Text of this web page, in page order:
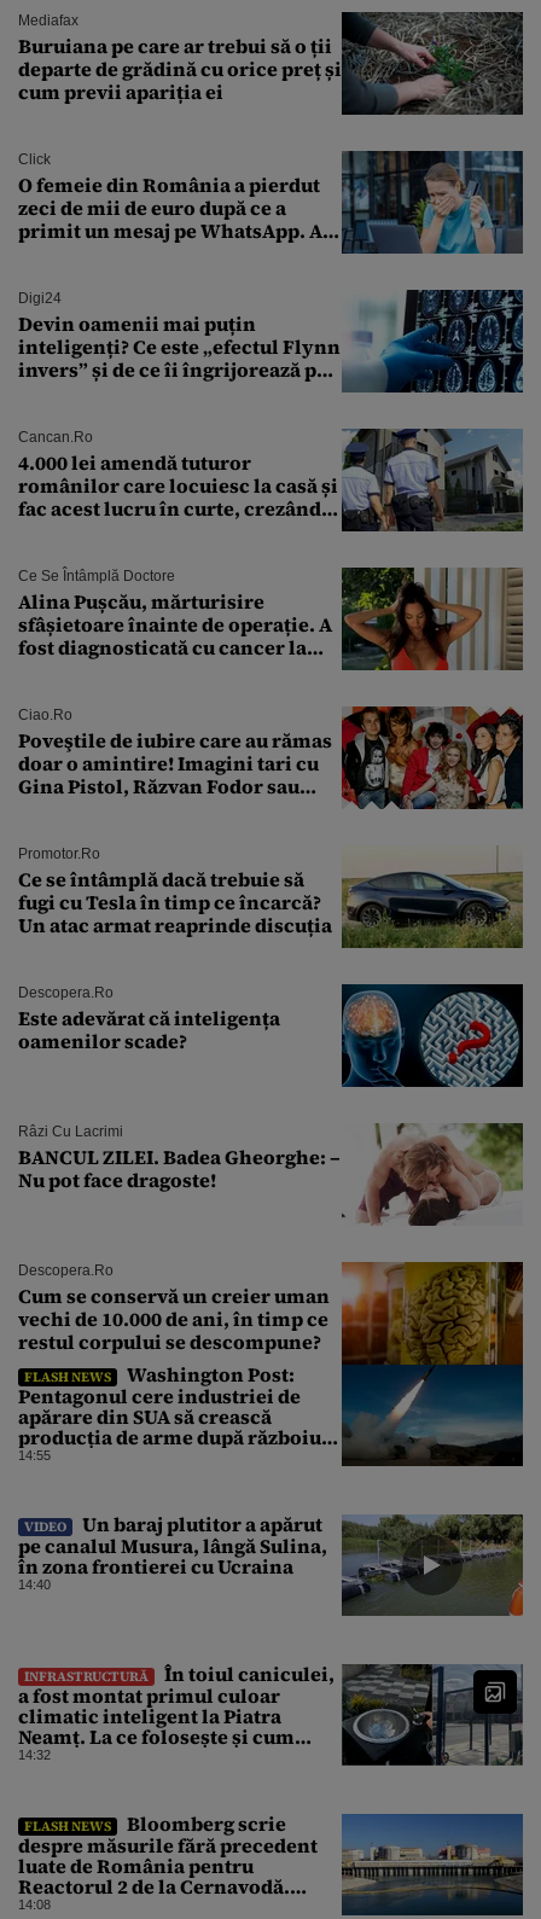
Mediafax
Buruiana pe care ar trebui să o ții
departe de grădină cu orice preț și
cum previi apariția ei
Click
O femeie din România a pierdut
zeci de mii de euro după ce a
primit un mesaj pe WhatsApp. A
Digi24
Devin oamenii mai puțin
inteligenți? Ce este „efectul Flynn
invers” și de ce îi îngrijorează pe
Cancan.ro
4.000 lei amendă tuturor
românilor care locuiesc la casă și
fac acest lucru în curte, crezând
Ce Se Întâmplă Doctore
Alina Pușcău, mărturisire
sfâșietoare înainte de operație. A
fost diagnosticată cu cancer la
îmi salvez viața”
Ciao.ro
Poveştile de iubire care au rămas
doar o amintire! Imagini tari cu
Gina Pistol, Răzvan Fodor sau
Promotor.ro
Ce se întâmplă dacă trebuie să
fugi cu Tesla în timp ce încarcă?
Un atac armat reaprinde discuția
Descopera.ro
Este adevărat că inteligența
oamenilor scade?
Râzi Cu Lacrimi
BANCUL ZILEI. Badea Gheorghe: –
Nu pot face dragoste!
Descopera.ro
Cum se conservă un creier uman
vechi de 10.000 de ani, în timp ce
restul corpului se descompune?
FLASH NEWS
Washington Post:
Pentagonul cere industriei de
apărare din SUA să crească
producția de arme după războiul
cu Iranul
14:55
VIDEO
Un baraj plutitor a apărut
pe canalul Musura, lângă Sulina,
în zona frontierei cu Ucraina
14:40
INFRASTRUCTURĂ
În toiul caniculei,
a fost montat primul culoar
climatic inteligent la Piatra
Neamț. La ce folosește și cum
arată
14:32
FLASH NEWS
Bloomberg scrie
despre măsurile fără precedent
luate de România pentru
Reactorul 2 de la Cernavodă.
Operațiunea a mai câștigat nouă
14:08